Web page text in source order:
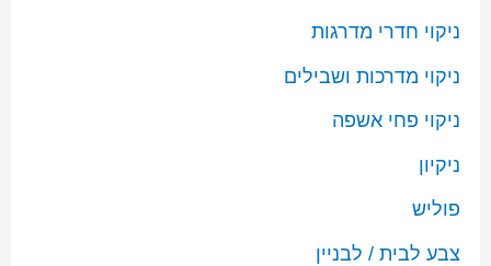
ניקוי חדרי מדרגות
ניקוי מדרכות ושבילים
ניקוי פחי אשפה
ניקיון
פוליש
צבע לבית / לבניין